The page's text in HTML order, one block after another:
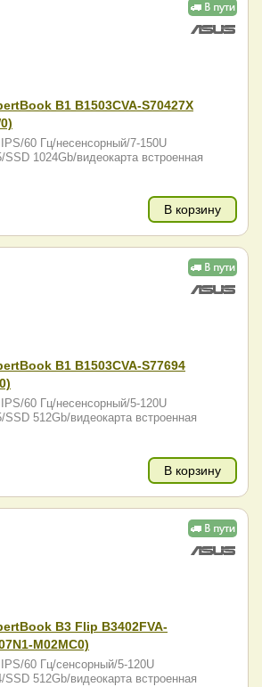
B1 B1503CVA-S70427X
60 Гц/несенсорный/7-150U
1024Gb/видеокарта встроенная
В корзину
B1 B1503CVA-S77694
60 Гц/несенсорный/5-120U
512Gb/видеокарта встроенная
В корзину
B3 Flip B3402FVA-
M02MC0)
60 Гц/сенсорный/5-120U
512Gb/видеокарта встроенная